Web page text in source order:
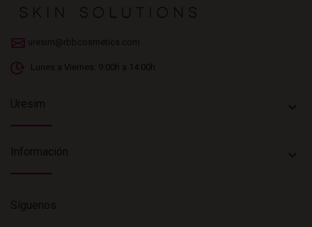
uresim@rbbcosmetics.com
Lunes a Viernes: 9:00h a 14:00h
Uresim keyboard_arrow_down
Información keyboard_arrow_down
Síguenos